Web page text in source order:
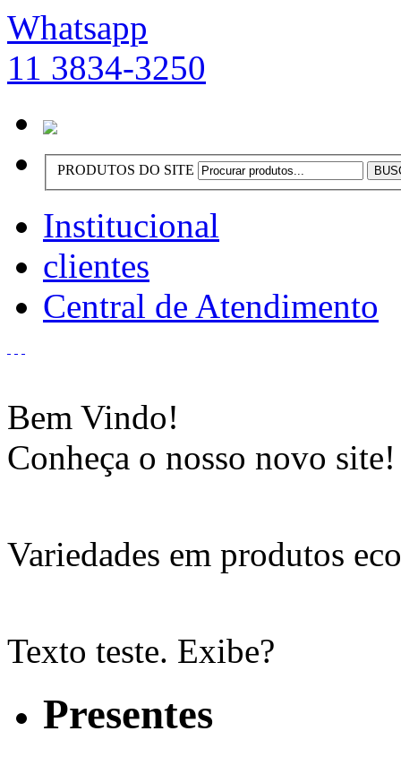
Whatsapp
11 3834-3250
PRODUTOS DO SITE
Institucional
clientes
Central de Atendimento
Bem Vindo!
Conheça o nosso novo site!
Variedades em produtos
Texto teste. Exibe?
Presentes